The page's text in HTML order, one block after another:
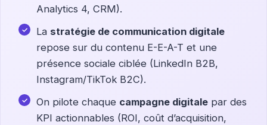
Analytics 4, CRM).
La stratégie de communication digitale
repose sur du contenu E-E-A-T et une
présence sociale ciblée (LinkedIn B2B,
Instagram/TikTok B2C).
On pilote chaque campagne digitale par des
KPI actionnables (ROI, coût d’acquisition,